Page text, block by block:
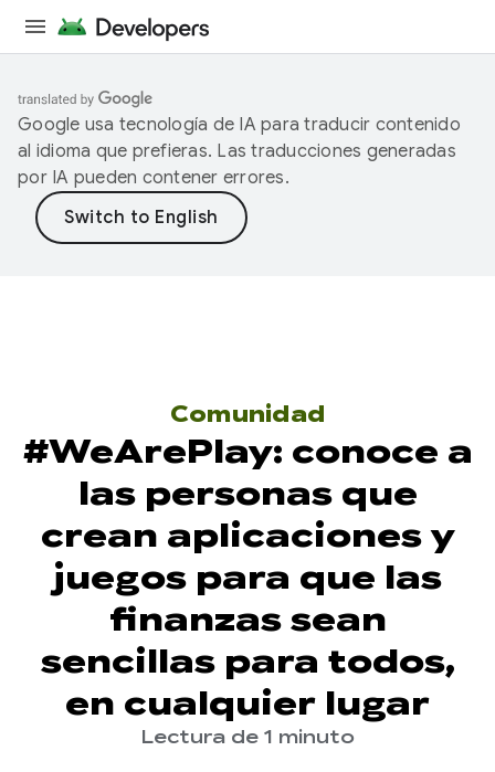
Google usa tecnología de IA para traducir contenido
al idioma que prefieras. Las traducciones generadas
por IA pueden contener errores.
Comunidad
#WeArePlay: conoce a
las personas que
crean aplicaciones y
juegos para que las
finanzas sean
sencillas para todos,
en cualquier lugar
Lectura de 1 minuto